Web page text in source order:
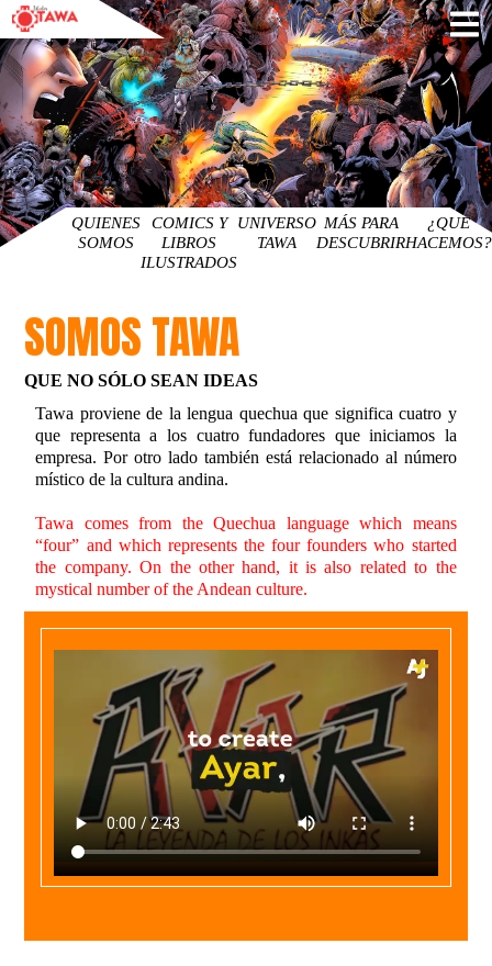
QUIENES
SOMOS
COMICS Y
LIBROS
ILUSTRADOS
UNIVERSO
TAWA
MÁS PARA
DESCUBRIR
¿QUE
HACEMOS?
SOMOS TAWA
QUE NO SÓLO SEAN IDEAS
Tawa proviene de la lengua quechua que significa cuatro y
que representa a los cuatro fundadores que iniciamos la
empresa. Por otro lado también está relacionado al número
místico de la cultura andina.
Tawa comes from the Quechua language which means
“four” and which represents the four founders who started
the company. On the other hand, it is also related to the
mystical number of the Andean culture.